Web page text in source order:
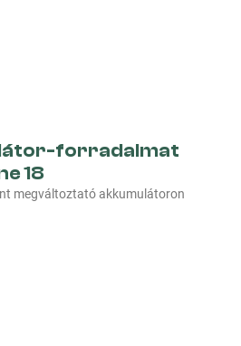
forradalmat
18
megváltoztató akkumulátoron